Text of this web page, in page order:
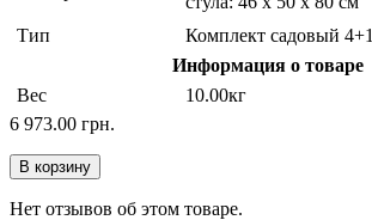
Тип
Комплект садовый 4+1
Информация о товаре
Вес
10.00кг
6 973.00 грн.
В корзину
Нет отзывов об этом товаре.